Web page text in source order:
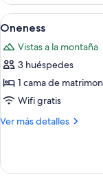
Abrir
todas
las
fotos
de
Oneness
8
Oneness
Vistas a la montaña
3 huéspedes
1 cama de
Wifi gratis
Ver más detalles
Más